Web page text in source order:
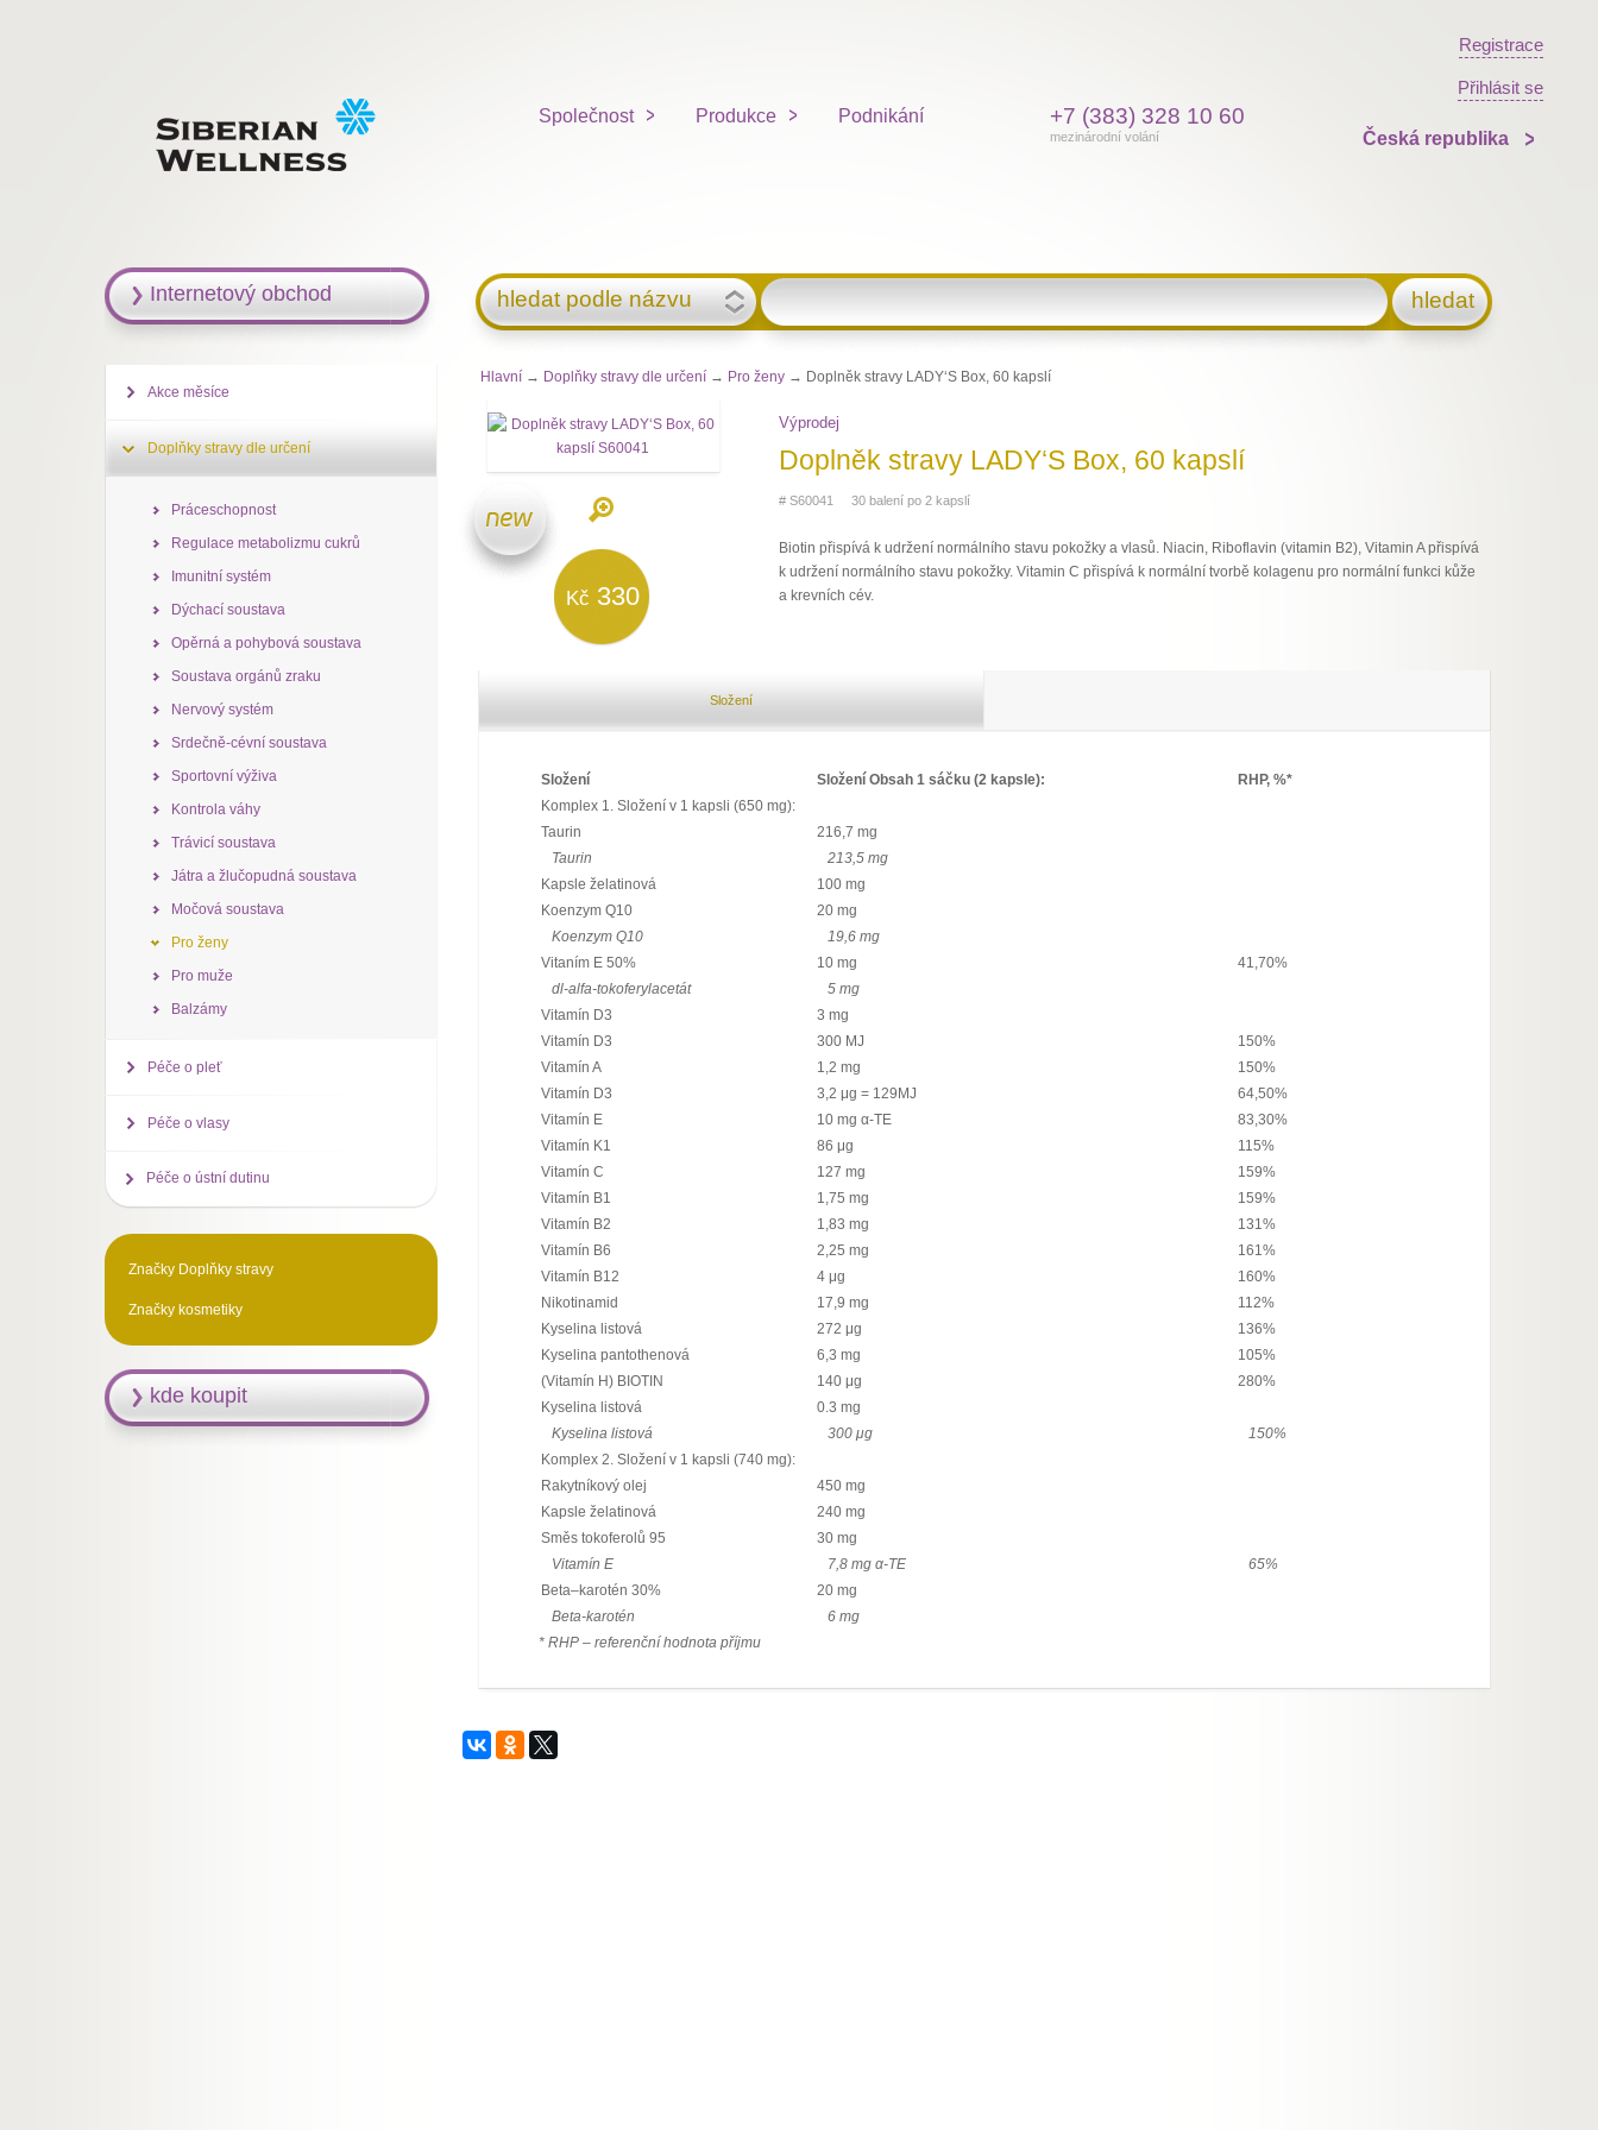
Společnost Produkce Podnikání +7 (383) 328 10 60
mezinárodní volání
Registrace
Přihlásit se
Česká republika
hledat podle názvu hledat
Hlavní → Doplňky stravy dle určení → Pro ženy → Doplněk stravy LADY‘S Box, 60 kapslí
Kč 330
Výprodej
Doplněk stravy LADY‘S Box, 60 kapslí
# S60041 30 balení po 2 kapslí
Biotin přispívá k udržení normálního stavu pokožky a vlasů. Niacin, Riboflavin (vitamin B2), Vitamin A přispívá
k udržení normálního stavu pokožky. Vitamin C přispívá k normální tvorbě kolagenu pro normální funkci kůže
a krevních cév.
Složení
Složení Složení Obsah 1 sáčku (2 kapsle):
RHP, %*
Komplex 1. Složení v 1 kapsli (650 mg):
Taurin
216,7 mg
Taurin
213,5 mg
Kapsle želatinová
100 mg
Koenzym Q10
20 mg
Koenzym Q10
19,6 mg
Vitaním E 50%
10 mg
41,70%
dl-alfa-tokoferylacetát
5 mg
Vitamín D3
3 mg
Vitamín D3
300 MJ
150%
Vitamín A
1,2 mg
150%
Vitamín D3
3,2 μg = 129MJ
64,50%
Vitamín E
10 mg α-ТЕ
83,30%
Vitamín K1
86 μg
115%
Vitamín C
127 mg
159%
Vitamín B1
1,75 mg
159%
Vitamín B2
1,83 mg
131%
Vitamín B6
2,25 mg
161%
Vitamín B12
4 μg
160%
Nikotinamid
17,9 mg
112%
Kyselina listová
272 μg
136%
Kyselina pantothenová
6,3 mg
105%
(Vitamín H) BIOTIN
140 μg
280%
Kyselina listová
0.3 mg
Kyselina listová
300 μg
150%
Komplex 2. Složení v 1 kapsli (740 mg):
Rakytníkový olej
450 mg
Kapsle želatinová
240 mg
Směs tokoferolů 95
30 mg
Vitamín Е
7,8 mg α-ТЕ
65%
Beta–karotén 30%
20 mg
Beta-karotén
6 mg
* RHP – referenční hodnota příjmu
Internetový obchod
Akce měsíce
Doplňky stravy dle určení
Práceschopnost
Regulace metabolizmu cukrů
Imunitní systém
Dýchací soustava
Opěrná a pohybová soustava
Soustava orgánů zraku
Nervový systém
Srdečně-cévní soustava
Sportovní výživa
Kontrola váhy
Trávicí soustava
Játra a žlučopudná soustava
Močová soustava
Pro ženy
Pro muže
Balzámy
Péče o pleť
Péče o vlasy
Péče o ústní dutinu
Značky Doplňky stravy
Značky kosmetiky
kde koupit